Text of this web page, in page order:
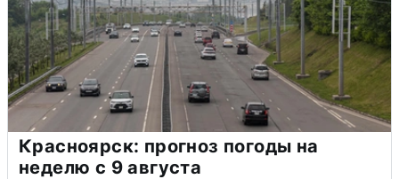
Красноярск: прогноз погоды на
неделю с 9 августа